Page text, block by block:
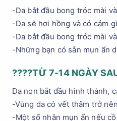
-Da bắt đầu bong tróc mài
-Da sẽ hơi hồng và có cảm
-Da bắt đầu bong tróc mài
-Những bạn có sẵn mụn ẩn
????TỪ 7-14 NGÀY
Da non bắt đầu hình thành,
-Vùng da có vết thâm trở
-Một số nhân mụn ẩn nếu